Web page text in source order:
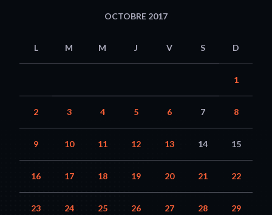
OCTOBRE 2017
L M M J V S D
1
2 3 4 5 6 7 8
9 10 11 12 13 14 15
16 17 18 19 20 21 22
23 24 25 26 27 28 29